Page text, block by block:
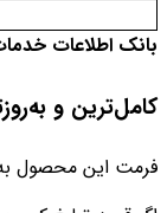
بانک اطلاعات
کامل‌ترین و
فرمت این محصول